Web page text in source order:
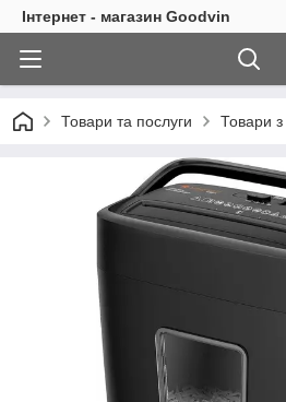
Інтернет - магазин Goodvin
Товари та послуги Товари